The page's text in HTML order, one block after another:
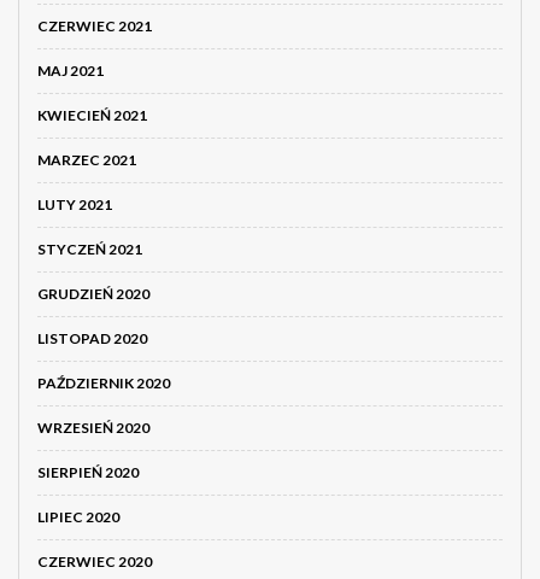
CZERWIEC 2021
MAJ 2021
KWIECIEŃ 2021
MARZEC 2021
LUTY 2021
STYCZEŃ 2021
GRUDZIEŃ 2020
LISTOPAD 2020
PAŹDZIERNIK 2020
WRZESIEŃ 2020
SIERPIEŃ 2020
LIPIEC 2020
CZERWIEC 2020